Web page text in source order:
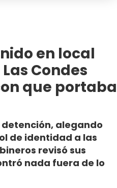
en local
Condes
que portaba
detención, alegando
de identidad a las
revisó sus
nada fuera de lo